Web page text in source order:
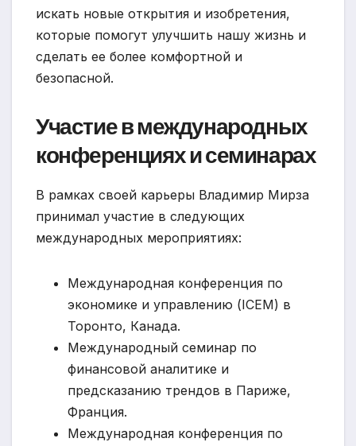
искать новые открытия и изобретения,
которые помогут улучшить нашу жизнь и
сделать ее более комфортной и
безопасной.
Участие в международных
конференциях и семинарах
В рамках своей карьеры Владимир Мирза
принимал участие в следующих
международных мероприятиях:
Международная конференция по
экономике и управлению (ICEM) в
Торонто, Канада.
Международный семинар по
финансовой аналитике и
предсказанию трендов в Париже,
Франция.
Международная конференция по